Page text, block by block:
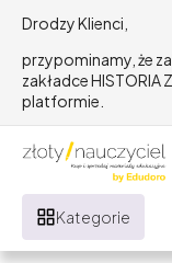
Drodzy Klienci,
przypominamy, że
zakładce HISTORIA
platformie.
Kategorie